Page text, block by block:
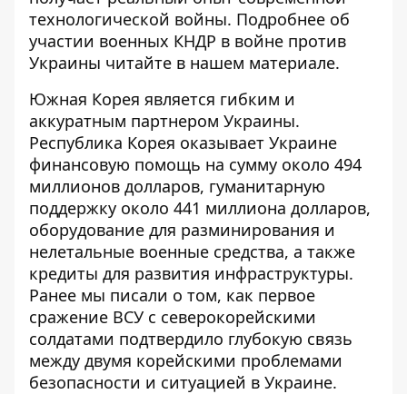
технологической войны. Подробнее об
участии военных КНДР в войне против
Украины читайте в нашем материале.
Южная Корея является гибким и
аккуратным партнером Украины.
Республика Корея оказывает Украине
финансовую помощь на сумму около 494
миллионов долларов, гуманитарную
поддержку около 441 миллиона долларов,
оборудование для разминирования и
нелетальные военные средства, а также
кредиты для развития инфраструктуры.
Ранее мы писали о том, как первое
сражение ВСУ с северокорейскими
солдатами подтвердило глубокую связь
между двумя корейскими проблемами
безопасности и ситуацией в Украине.